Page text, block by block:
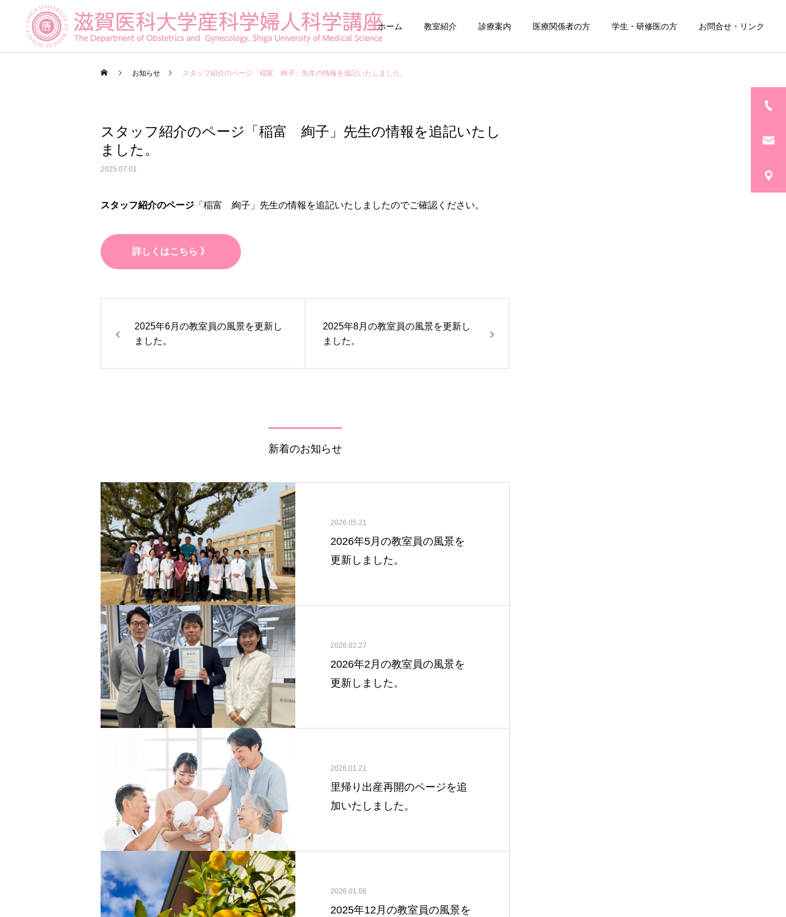
ホーム 教室紹介 診療案内 医療関係者の方 学生・研修医の方 お問合せ・リンク
産科診療 婦人科診療 生殖医療
メール相談
ットワーク（OF-Net
(CSDi)外来
お知らせ スタッフ紹介のページ「稲富 絢子」先生の情報を追記いたしました。
スタッフ紹介のページ「稲富 絢子」先生の情報を追記いたし
ました。
2025.07.01
スタッフ紹介のページ 「稲富 絢子」先生の情報を追記いたしましたのでご確認ください。
詳しくはこちら 》
2025年6月の教室員の風景を更新し
ました。
2025年8月の教室員の風景を更新し
ました。
新着のお知らせ
2026.05.21
2026年5月の教室員の風景を
更新しました。
2026.02.27
2026年2月の教室員の風景を
更新しました。
2026.01.21
里帰り出産再開のページを追
加いたしました。
2026.01.06
2025年12月の教室員の風景を